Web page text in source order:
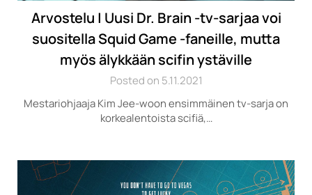
Arvostelu | Uusi Dr. Brain -tv-sarjaa voi
suositella Squid Game -faneille, mutta
myös älykkään scifin ystäville
Posted on 5.11.2021
Mestariohjaaja Kim Jee-woon ensimmäinen tv-sarja on
korkealentoista scifiä,…